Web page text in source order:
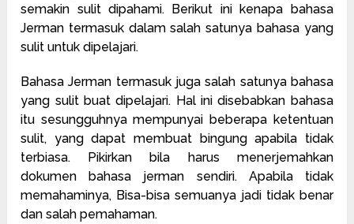
semakin sulit dipahami. Berikut ini kenapa bahasa
Jerman termasuk dalam salah satunya bahasa yang
sulit untuk dipelajari.
Bahasa Jerman termasuk juga salah satunya bahasa
yang sulit buat dipelajari. Hal ini disebabkan bahasa
itu sesungguhnya mempunyai beberapa ketentuan
sulit, yang dapat membuat bingung apabila tidak
terbiasa. Pikirkan bila harus menerjemahkan
dokumen bahasa jerman sendiri. Apabila tidak
memahaminya, Bisa-bisa semuanya jadi tidak benar
dan salah pemahaman.